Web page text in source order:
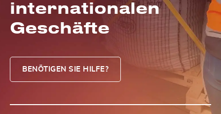
internationalen
Geschäfte
BENÖTIGEN SIE HILFE?